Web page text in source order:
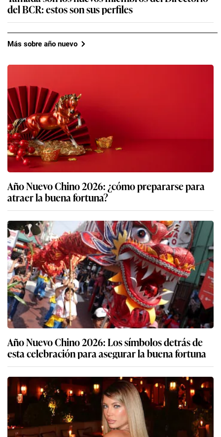
Miguel Palomino, Marylin Choy y Gustavo
Yamada son los nuevos miembros del Directorio
del BCR: estos son sus perfiles
Más sobre año nuevo
Año Nuevo Chino 2026: ¿cómo prepararse para
atraer la buena fortuna?